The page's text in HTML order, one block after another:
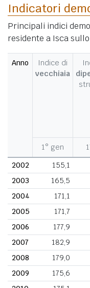
Indicatori
Principali indici
residente a Isca
Anno
Indice di
vecchiaia
1° gen
2002
155,1
2003
165,5
2004
171,1
2005
171,7
2006
177,9
2007
182,9
2008
179,0
2009
175,6